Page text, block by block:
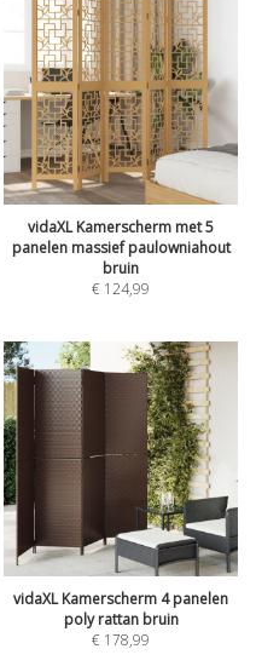
vidaXL Kamerscherm met 5
panelen massief paulowniahout
bruin
€ 124,99
vidaXL Kamerscherm 4 panelen
poly rattan bruin
€ 178,99